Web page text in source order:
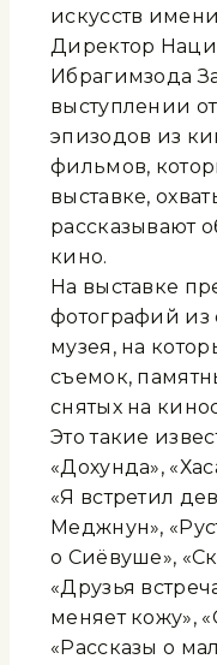
искусств
Директор
Ибрагимзода
выступлении
эпизодов из
фильмов,
выставке,
рассказывают
кино.
На выставке
фотографий
музея, на
съемок,
снятых на
Это такие
«Дохунда»,
«Я встретил
Меджнун»,
о Сиёвуше»,
«Друзья
меняет кожу»,
«Рассказы о